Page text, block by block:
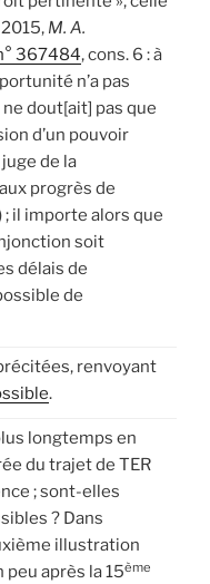
M. A.
367484, cons. 6 : à
n’a pas
dout[ait] pas que
d’un pouvoir
de la
progrès de
; il importe alors que
soit
délais de
de
renvoyant
.
longtemps en
du trajet de TER
; sont-elles
? Dans
illustration
après la 15ème